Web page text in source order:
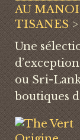
AU
TISANES>
Une
ou Sri-
boutiques